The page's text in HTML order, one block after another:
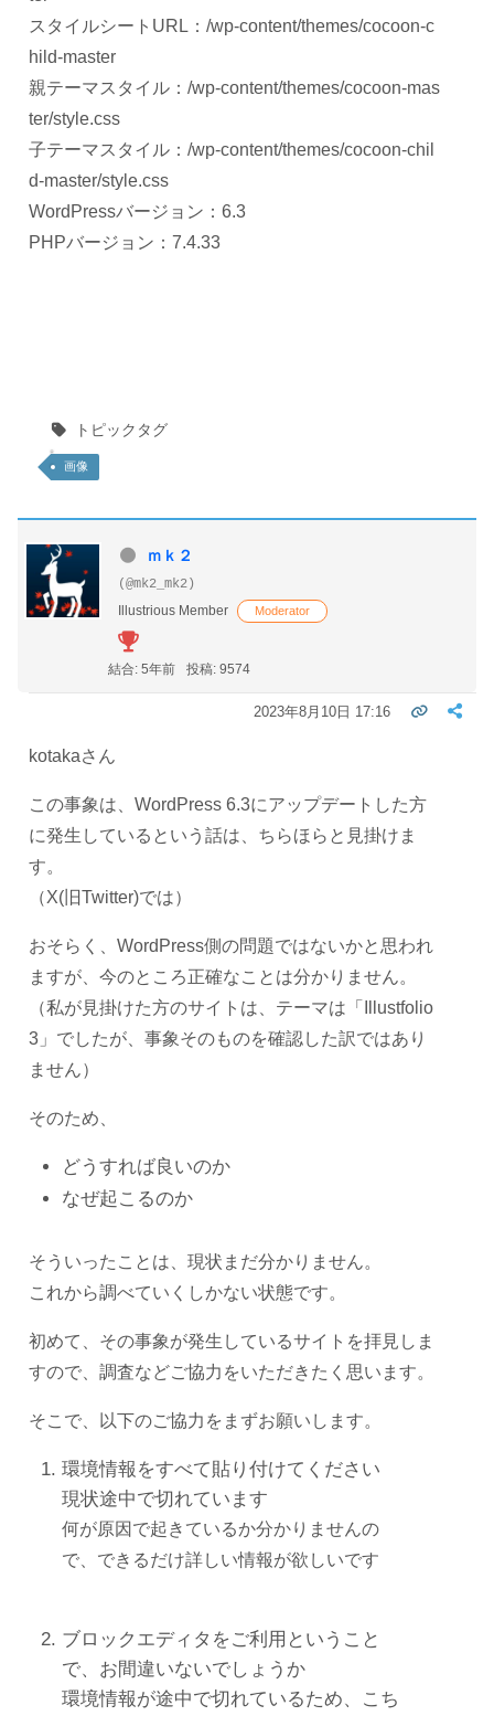
スタイルシートURL：/wp-content/themes/cocoon-c
hild-master
親テーマスタイル：/wp-content/themes/cocoon-mas
ter/style.css
子テーマスタイル：/wp-content/themes/cocoon-chil
d-master/style.css
WordPressバージョン：6.3
PHPバージョン：7.4.33
トピックタグ
画像
ｍｋ２
(@mk2_mk2)
Illustrious Member
Moderator
結合: 5年前 投稿: 9574
2023年8月10日 17:16
kotakaさん
この事象は、WordPress 6.3にアップデートした方
に発生しているという話は、ちらほらと見掛けま
す。
（X(旧Twitter)では）
おそらく、WordPress側の問題ではないかと思われ
ますが、今のところ正確なことは分かりません。
（私が見掛けた方のサイトは、テーマは「Illustfolio
3」でしたが、事象そのものを確認した訳ではあり
ません）
そのため、
どうすれば良いのか
なぜ起こるのか
そういったことは、現状まだ分かりません。
これから調べていくしかない状態です。
初めて、その事象が発生しているサイトを拝見しま
すので、調査などご協力をいただきたく思います。
そこで、以下のご協力をまずお願いします。
環境情報をすべて貼り付けてください
現状途中で切れています
何が原因で起きているか分かりませんの
で、できるだけ詳しい情報が欲しいです
ブロックエディタをご利用ということ
で、お間違いないでしょうか
環境情報が途中で切れているため、こち